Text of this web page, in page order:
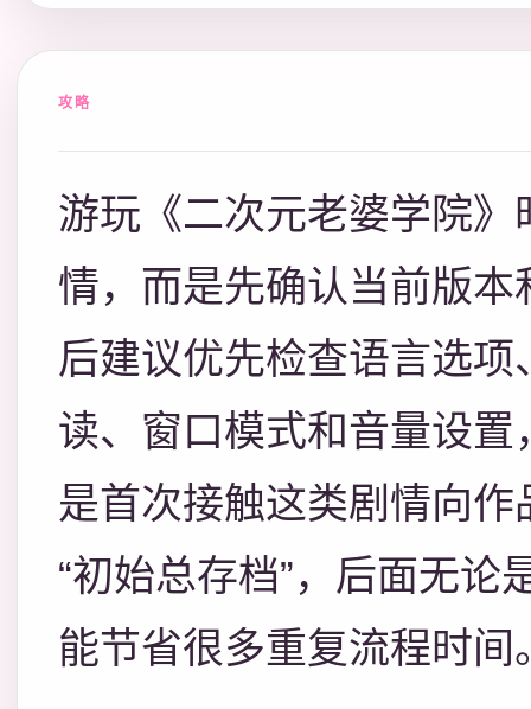
攻略
游玩《二次元老婆学院
情，而是先确认当前版
后建议优先检查语言选
读、窗口模式和音量设
是首次接触这类剧情向
“初始总存档”，后面无
能节省很多重复流程时间